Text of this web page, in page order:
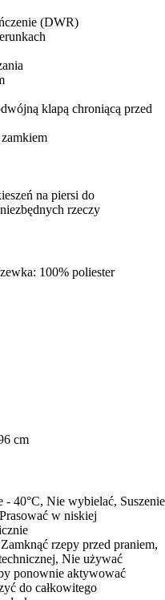
(DWR)
klapą chroniącą przed
na piersi do
rzeczy
100% poliester
cm
40°C, Nie wybielać, Suszenie
w niskiej
rzepy przed praniem,
Nie używać
ponownie aktywować
do całkowitego